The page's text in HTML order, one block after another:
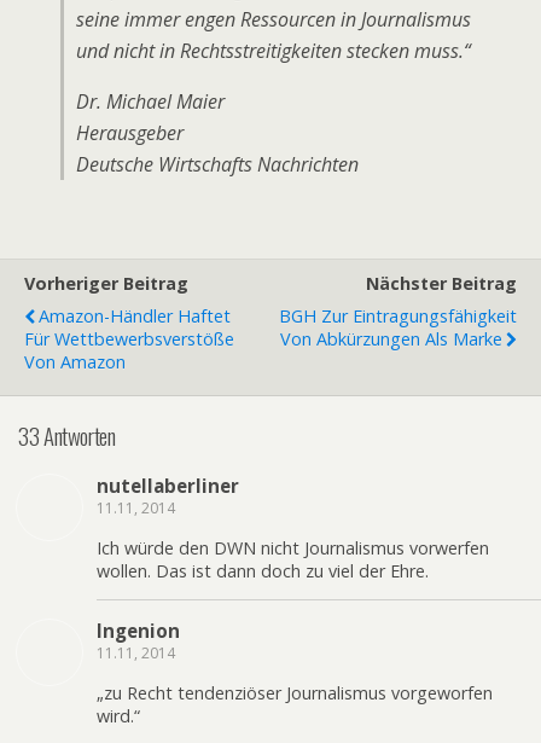
seine immer engen Ressourcen in Journalismus
und nicht in Rechtsstreitigkeiten stecken muss.“
Dr. Michael Maier
Herausgeber
Deutsche Wirtschafts Nachrichten
Vorheriger Beitrag
Amazon-Händler Haftet
Für Wettbewerbsverstöße
Von Amazon
Nächster Beitrag
BGH Zur Eintragungsfähigkeit
Von Abkürzungen Als Marke
33 Antworten
nutellaberliner
11.11, 2014
Ich würde den DWN nicht Journalismus vorwerfen
wollen. Das ist dann doch zu viel der Ehre.
Ingenion
11.11, 2014
„zu Recht tendenziöser Journalismus vorgeworfen
wird.“